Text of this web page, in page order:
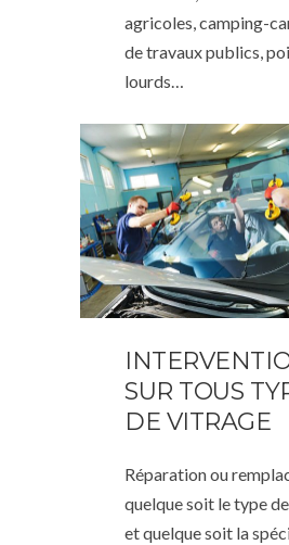
agricoles, camping-
de travaux publics,
lourds…
SUR TOUS
DE VITRAGE
Réparation ou
quelque soit le type
et quelque soit la